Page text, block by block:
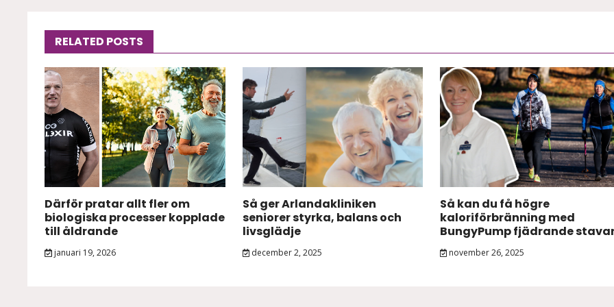
RELATED POSTS
Därför pratar allt fler om
biologiska processer kopplade
till åldrande
januari 19, 2026
Så ger Arlandakliniken
seniorer styrka, balans och
livsglädje
december 2, 2025
Så kan du få högre
kaloriförbränning med
BungyPump fjädrande
november 26, 2025